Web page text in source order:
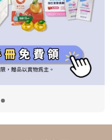
附設幼兒園
小袋鼠幼師網